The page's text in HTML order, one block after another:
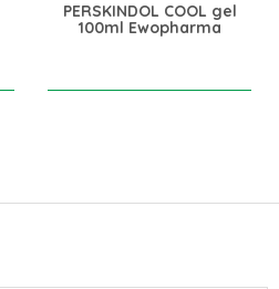
PERSKINDOL COOL gel
100ml Ewopharma